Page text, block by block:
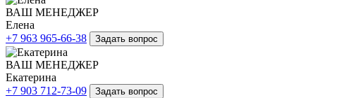
ВАШ МЕНЕДЖЕР
Елена
+7 963 965-66-38
Задать вопрос
ВАШ МЕНЕДЖЕР
Екатерина
+7 903 712-73-09
Задать вопрос